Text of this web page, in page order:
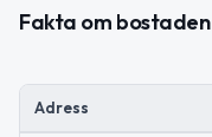
Fakta om bostaden
Adress